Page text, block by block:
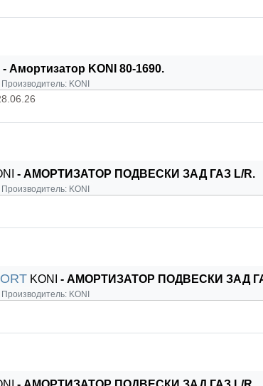
- Амортизатор KONI 80-1690.
KONI
- АМОРТИЗАТОР ПОДВЕСКИ ЗАД ГАЗ L/R.
KONI
KONI - АМОРТИЗАТОР ПОДВЕСКИ ЗАД
KONI